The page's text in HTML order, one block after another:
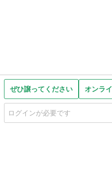
ぜひ譲ってください オンラ